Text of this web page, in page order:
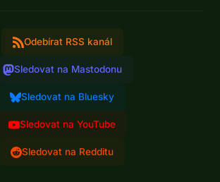
Odebírat RSS kanál
Sledovat na Mastodonu
Sledovat na Bluesky
Sledovat na YouTube
Sledovat na Redditu